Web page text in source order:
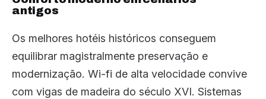
antigos
Os melhores hotéis históricos conseguem
equilibrar magistralmente preservação e
modernização. Wi-fi de alta velocidade convive
com vigas de madeira do século XVI. Sistemas